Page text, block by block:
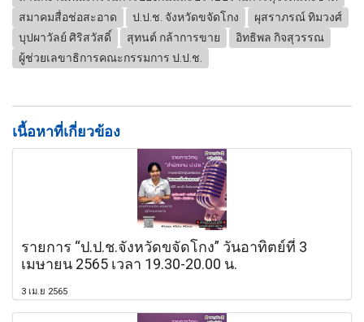
สมาคมสื่อช่อสะอาด
ป.ป.ช. จังหวัดขจัดโกง
ผุสราภรณ์ ทิมวงศ์
บุปผาวัลย์ ศิริสวัสดิ์
สุทนต์ กล้าการขาย
อิทธิพล กิจสุวรรณ
ผู้ช่วยเลขาธิการคณะกรรมการ ป.ป.ช.
เนื้อหาที่เกี่ยวข้อง
รายการ “ป.ป.ช.จังหวัดขจัดโกง” วันอาทิตย์ที่ 3
เมษายน 2565 เวลา 19.30-20.00 น.
3 เม.ย 2565